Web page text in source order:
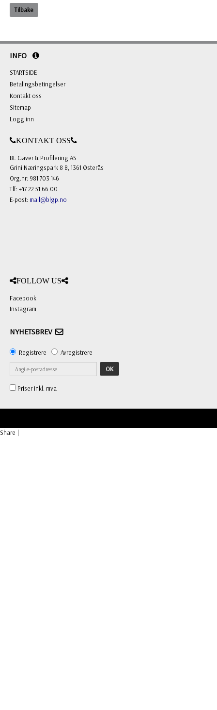
Tilbake
INFO
STARTSIDE
Betalingsbetingelser
Kontakt oss
Sitemap
Logg inn
KONTAKT OSS
BL Gaver & Profilering AS
Grini Næringspark 8 B, 1361 Østerås
Org.nr: 981 703 146
Tlf: +47 22 51 66 00
E-post: mail@blgp.no
FOLLOW US
Facebook
Instagram
NYHETSBREV
Registrere Avregistrere
OK
Priser inkl. mva
Share |